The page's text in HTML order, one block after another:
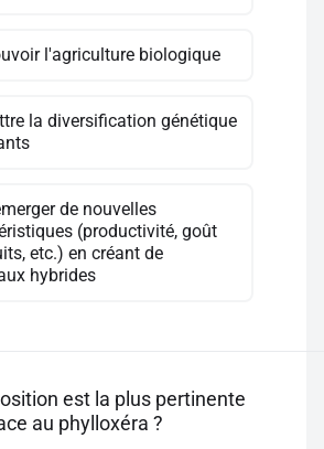
l'agriculture biologique
la diversification génétique
de nouvelles
(productivité, goût
etc.) en créant de
hybrides
est la plus pertinente
au phylloxéra ?